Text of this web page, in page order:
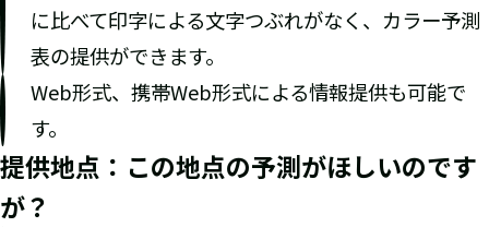
に比べて印字による文字つぶれがなく、カラー予測
表の提供ができます。
Web形式、携帯Web形式による情報提供も可能で
す。
提供地点：この地点の予測がほしいのです
が？